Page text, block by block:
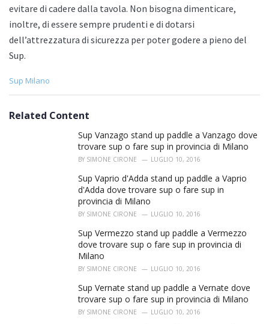
evitare di cadere dalla tavola. Non bisogna dimenticare,
inoltre, di essere sempre prudenti e di dotarsi
dell’attrezzatura di sicurezza per poter godere a pieno del
Sup.
C
e
Sup Milano
Related Content
Sup Vanzago stand up paddle a Vanzago dove
trovare sup o fare sup in provincia di Milano
BY SIMONE CIRONE LUGLIO 10, 2016
Sup Vaprio d'Adda stand up paddle a Vaprio
d'Adda dove trovare sup o fare sup in
provincia di Milano
BY SIMONE CIRONE LUGLIO 10, 2016
Sup Vermezzo stand up paddle a Vermezzo
dove trovare sup o fare sup in provincia di
Milano
BY SIMONE CIRONE LUGLIO 10, 2016
Sup Vernate stand up paddle a Vernate dove
trovare sup o fare sup in provincia di Milano
BY SIMONE CIRONE LUGLIO 10, 2016